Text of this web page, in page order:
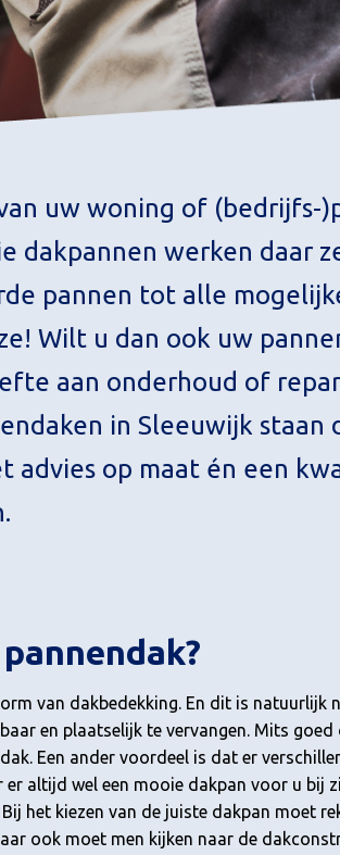
uw woning of (bedrijfs-
dakpannen werken daar
pannen tot alle
Wilt u dan ook uw
aan onderhoud of
in Sleeuwijk staan
advies op maat én een
van dakbedekking. En dit is natuurlijk
en plaatselijk te vervangen. Mits
Een ander voordeel is dat er
altijd wel een mooie dakpan voor u bij
het kiezen van de juiste dakpan moet
ook moet men kijken naar de